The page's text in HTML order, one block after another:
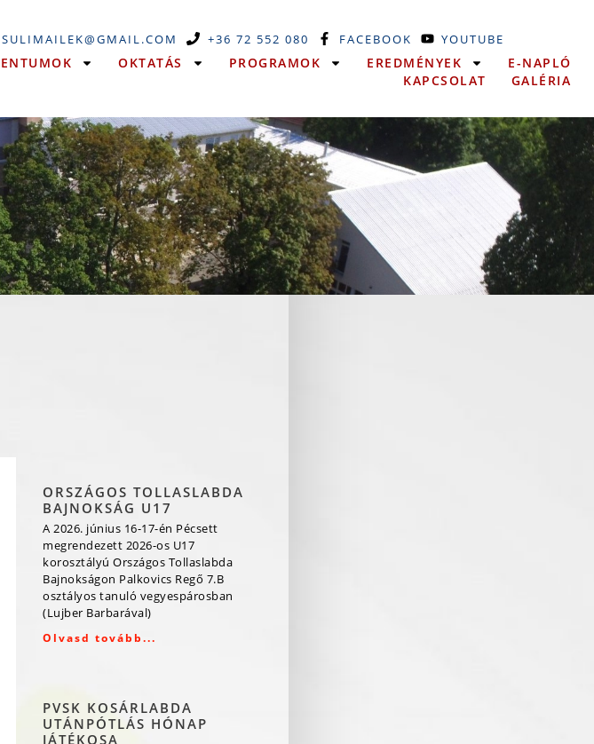
SULIMAILEK@GMAIL.COM +36 72 552 080 FACEBOOK YOUTUBE
OKTATÁS PROGRAMOK EREDMÉNYEK
E-NAPLÓ
KAPCSOLAT
GALÉRIA
ORSZÁGOS TOLLASLABDA
BAJNOKSÁG U17
A 2026. június 16-17-én Pécsett
megrendezett 2026-os U17
korosztályú Országos Tollaslabda
Bajnokságon Palkovics Regő 7.B
osztályos tanuló vegyespárosban
(Lujber Barbarával)
Olvasd tovább...
PVSK KOSÁRLABDA
UTÁNPÓTLÁS HÓNAP
JÁTÉKOSA